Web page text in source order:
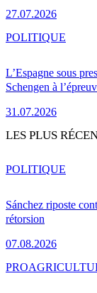
27.07.2026
L’Espagne sous
Schengen à
31.07.2026
POLITIQUE
LES PLUS
Sánchez riposte
rétorsion
07.08.2026
POLITIQUE
PRO